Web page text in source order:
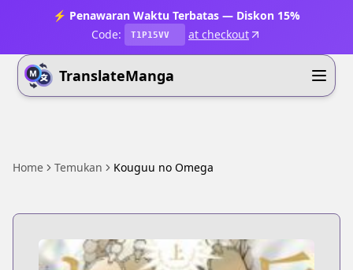
⚡ Penawaran Waktu Terbatas — Diskon 15%
Code:
T1P15VV at checkout
TranslateManga
Home Temukan Kouguu no Omega